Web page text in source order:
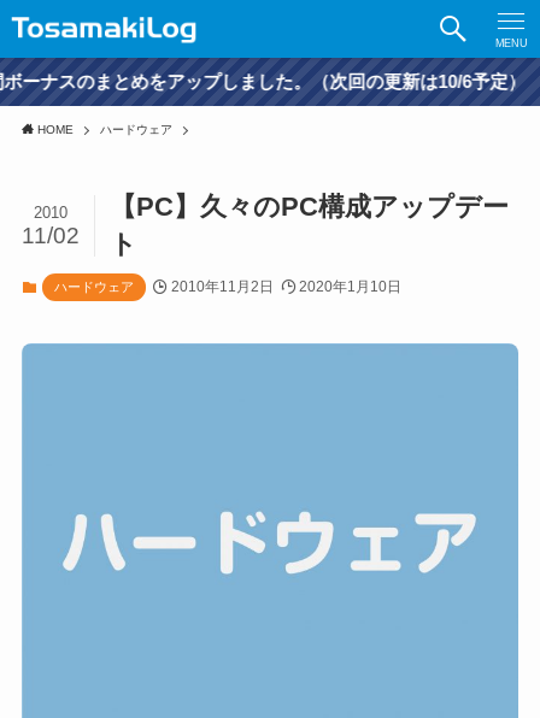
MENU
めをアップしました。（次回の更新は10/6予定）
HOME ハードウェア
【PC】久々のPC構成アップデー
ト
2010
11/02
ハードウェア 2010年11月2日 2020年1月10日